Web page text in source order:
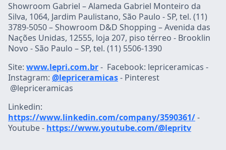
Showroom Gabriel – Alameda Gabriel Monteiro da
Silva, 1064, Jardim Paulistano, São Paulo - SP, tel. (11)
3789-5050 – Showroom D&D Shopping – Avenida das
Nações Unidas, 12555, loja 207, piso térreo - Brooklin
Novo - São Paulo – SP, tel. (11) 5506-1390
Site: www.lepri.com.br- Facebook: lepriceramicas -
Instagram: @lepriceramicas- Pinterest
@lepriceramicas
Linkedin:
https://www.linkedin.com/company/3590361/-
Youtube - https://www.youtube.com/@lepritv